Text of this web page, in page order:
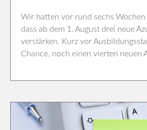
Wir hatten vor rund sechs Wochen
dass ab dem 1. August drei neue
verstärken. Kurz vor
Chance, noch einen vierten neuen